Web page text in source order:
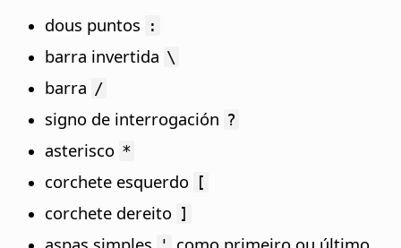
dous puntos
:
barra invertida \
barra /
signo de interrogación ?
asterisco *
corchete esquerdo [
corchete dereito ]